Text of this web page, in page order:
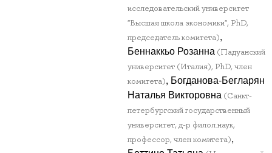
исследовательский университет
"Высшая школа экономики", PhD,
председатель комитета),
Беннаккьо Розанна (Падуанский
университет (Италия), PhD, член
комитета), Богданова-Бегларян
Наталья Викторовна (Санкт-
петербургский государственный
университет, д-р филол.наук,
профессор, член комитета),